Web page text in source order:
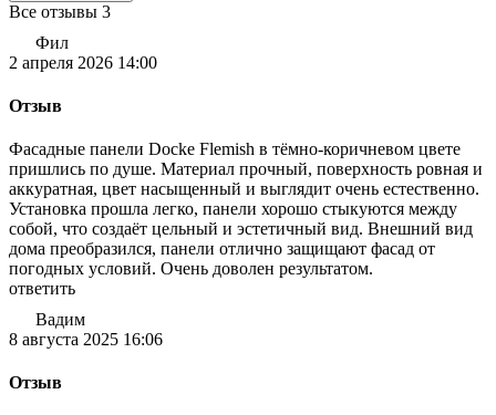
Все отзывы 3
Фил
2 апреля 2026 14:00
Отзыв
Фасадные панели Docke Flemish в тёмно-коричневом цвете
пришлись по душе. Материал прочный, поверхность ровная и
аккуратная, цвет насыщенный и выглядит очень естественно.
Установка прошла легко, панели хорошо стыкуются между
собой, что создаёт цельный и эстетичный вид. Внешний вид
дома преобразился, панели отлично защищают фасад от
погодных условий. Очень доволен результатом.
ответить
Вадим
8 августа 2025 16:06
Отзыв